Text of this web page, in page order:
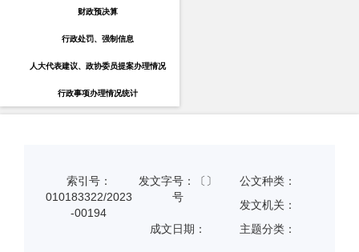
财政预决算
行政处罚、强制信息
人大代表建议、政协委员提案办理情况
行政事项办理情况统计
索引号：
010183322/2023
-00194
发文字号：〔〕
号
公文种类：
发文机关：
成文日期：
主题分类：